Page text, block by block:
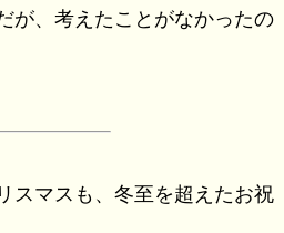
が、考えたことがなかったの
スマスも、冬至を超えたお祝